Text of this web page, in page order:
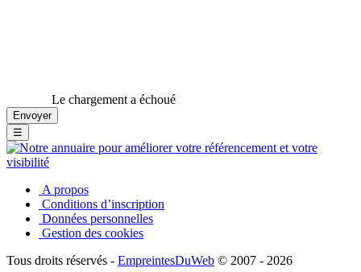
Le chargement a échoué
☰
A propos
Conditions d’inscription
Données personnelles
Gestion des cookies
Tous droits réservés - EmpreintesDuWeb © 2007 - 2026